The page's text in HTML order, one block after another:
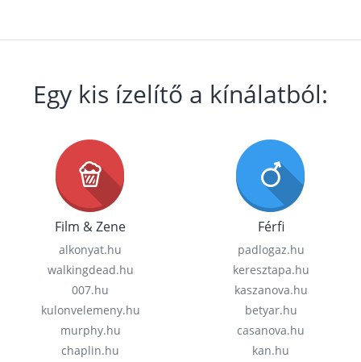
Egy kis ízelítő a kínálatból:
Film & Zene
alkonyat.hu
walkingdead.hu
007.hu
kulonvelemeny.hu
murphy.hu
chaplin.hu
Férfi
padlogaz.hu
keresztapa.hu
kaszanova.hu
betyar.hu
casanova.hu
kan.hu